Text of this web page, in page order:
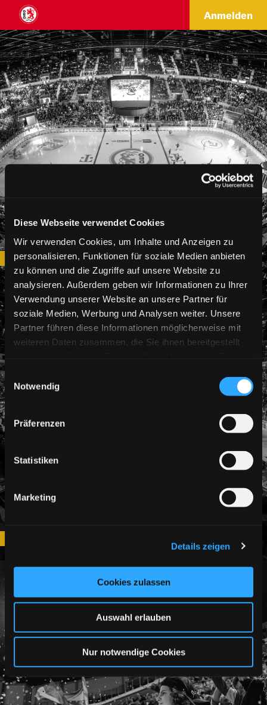
Diese Webseite verwendet Cookies
Wir verwenden Cookies, um Inhalte und Anzeigen zu
personalisieren, Funktionen für soziale Medien anbieten
zu können und die Zugriffe auf unsere Website zu
analysieren. Außerdem geben wir Informationen zu Ihrer
Verwendung unserer Website an unsere Partner für
soziale Medien, Werbung und Analysen weiter. Unsere
Partner führen diese Informationen möglicherweise mit
weiteren Daten zusammen, die Sie ihnen bereitgestellt
Einwilligungsauswahl
Notwendig
Präferenzen
Statistiken
Marketing
Details zeigen
Cookies zulassen
Auswahl erlauben
Nur notwendige Cookies
Anmelden
Dauerkarten